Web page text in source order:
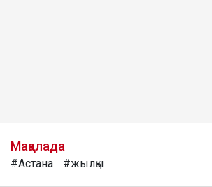
Мақалада
#Астана #жылқы